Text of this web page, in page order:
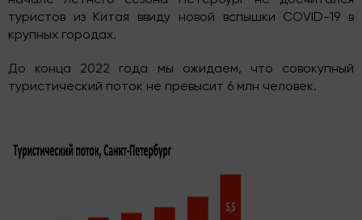
туристов из Китая ввиду новой вспышки COVID-19 в
крупных городах.
До конца 2022 года мы ожидаем, что совокупный
туристический поток не превысит 6 млн человек.